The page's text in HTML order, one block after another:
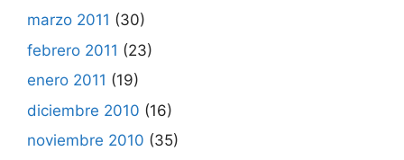
marzo 2011 (30)
febrero 2011 (23)
enero 2011 (19)
diciembre 2010 (16)
noviembre 2010 (35)